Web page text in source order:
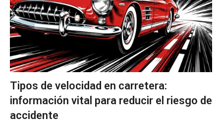
Tipos de velocidad en carretera:
información vital para reducir el riesgo de
accidente